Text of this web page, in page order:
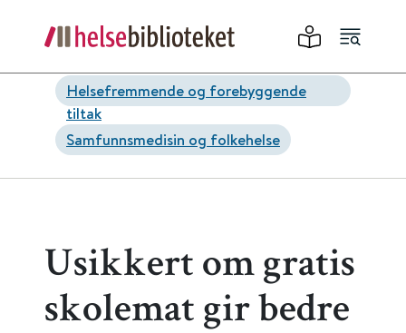
Helsefremmende og forebyggende
tiltak
Samfunnsmedisin og folkehelse
Usikkert om gratis
skolemat gir bedre